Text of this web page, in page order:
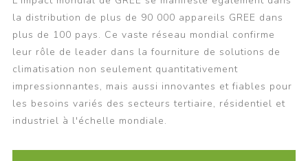
la distribution de plus de 90 000 appareils GREE dans
plus de 100 pays. Ce vaste réseau mondial confirme
leur rôle de leader dans la fourniture de solutions de
climatisation non seulement quantitativement
impressionnantes, mais aussi innovantes et fiables pour
les besoins variés des secteurs tertiaire, résidentiel et
industriel à l'échelle mondiale.